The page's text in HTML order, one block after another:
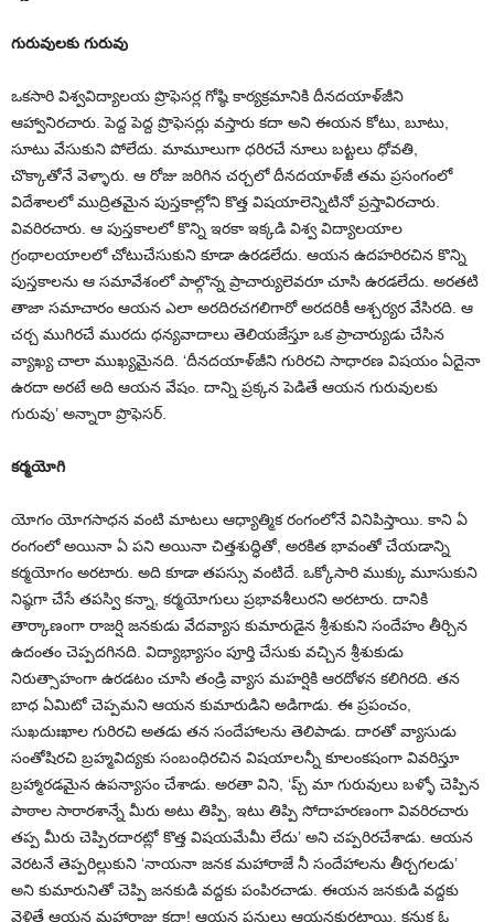
గురువులకు గురువు
ఒకసారి విశ్వవిద్యాలయ ప్రొఫెసర్ల గోష్ఠి కార్యక్రమానికి దీనదయాళ్‌జీని
ఆహ్వానిరచారు. పెద్ద పెద్ద ప్రొఫెసర్లు వస్తారు కదా అని ఈయన కోటు, బూటు,
సూటు వేసుకుని పోలేదు. మామూలుగా ధరిరచే నూలు బట్టలు ధోవతి,
చొక్కాతోనే వెళ్ళారు. ఆ రోజు జరిగిన చర్చలో దీనదయాళ్‌జీ తమ ప్రసంగంలో
విదేశాలలో ముద్రితమైన పుస్తకాల్లోని కొత్త విషయాలెన్నిటినో ప్రస్తావిరచారు.
వివరిరచారు. ఆ పుస్తకాలలో కొన్ని ఇరకా ఇక్కడి విశ్వ విద్యాలయాల
గ్రంథాలయాలలో చోటుచేసుకుని కూడా ఉరడలేదు. ఆయన ఉదహరిరచిన కొన్ని
పుస్తకాలను ఆ సమావేశంలో పాల్గొన్న ప్రాచార్యులెవరూ చూసి ఉరడలేదు. అరతటి
తాజా సమాచారం ఆయన ఎలా అరదిరచగలిగారో అరదరికీ ఆశ్చర్యర వేసిరది. ఆ
చర్చ ముగిరచే మురదు ధన్యవాదాలు తెలియజేస్తూ ఒక ప్రాచార్యుడు చేసిన
వ్యాఖ్య చాలా ముఖ్యమైనది. ‘దీనదయాళ్‌జీని గురిరచి సాధారణ విషయం ఏదైనా
ఉరదా అరటే అది ఆయన వేషం. దాన్ని ప్రక్కన పెడితే ఆయన గురువులకు
గురువు’ అన్నారా ప్రొఫెసర్‌.
కర్మయోగి
యోగం యోగసాధన వంటి మాటలు ఆధ్యాత్మిక రంగంలోనే వినిపిస్తాయి. కాని ఏ
రంగంలో అయినా ఏ పని అయినా చిత్తశుద్ధితో, అరకిత భావంతో చేయడాన్ని
కర్మయోగం అరటారు. అది కూడా తపస్సు వంటిదే. ఒక్కోసారి ముక్కు మూసుకుని
నిష్ఠగా చేసే తపస్వి కన్నా, కర్మయోగులు ప్రభావశీలురని అరటారు. దానికి
తార్కాణంగా రాజర్షి జనకుడు వేదవ్యాస కుమారుడైన శ్రీశుకుని సందేహం తీర్చిన
ఉదంతం చెప్పదగినది. విద్యాభ్యాసం పూర్తి చేసుకు వచ్చిన శ్రీశుకుడు
నిరుత్సాహంగా ఉరడటం చూసి తండ్రి వ్యాస మహర్షికి ఆరదోళన కలిగిరది. తన
బాధ ఏమిటో చెప్పమని ఆయన కుమారుడిని అడిగాడు. ఈ ప్రపంచం,
సుఖదుఃఖాల గురిరచి అతడు తన సందేహాలను తెలిపాడు. దారతో వ్యాసుడు
సంతోషిరచి బ్రహ్మవిద్యకు సంబంధిరచిన విషయాలన్నీ కూలంకషంగా వివరిస్తూ
బ్రహ్మారడమైన ఉపన్యాసం చేశాడు. అరతా విని, ‘ప్చ్‌ మా గురువులు బళ్ళో చెప్పిన
పాఠాల సారారశాన్నే మీరు అటు తిప్పి, ఇటు తిప్పి సోదాహరణంగా వివరిరచారు
తప్ప మీరు చెప్పిరదారట్లో కొత్త విషయమేమీ లేదు’ అని చప్పరిరచేశాడు. ఆయన
వెరటనే తెప్పరిల్లుకుని ‘నాయనా జనక మహారాజే నీ సందేహాలను తీర్చగలడు’
అని కుమారునితో చెప్పి జనకుడి వద్దకు పంపిరచాడు. ఈయన జనకుడి వద్దకు
వెళితే ఆయన మహారాజు కదా! ఆయన పనులు ఆయనకురటాయి. కనుక ఓ